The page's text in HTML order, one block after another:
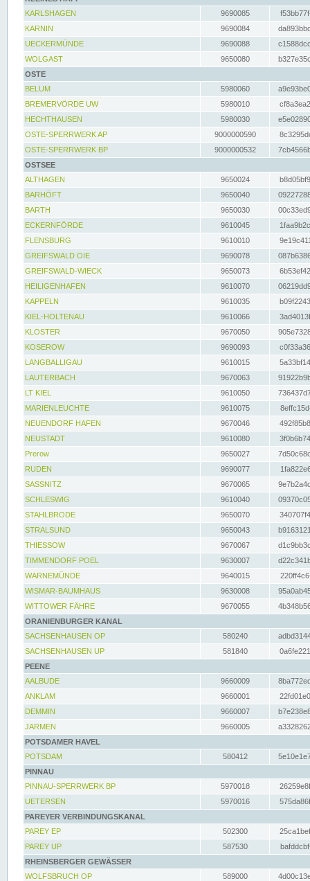
KARLSHAGEN
9690085
KARNIN
9690084
UECKERMÜNDE
9690088
WOLGAST
9650080
OSTE
BELUM
5980060
BREMERVÖRDE UW
5980010
HECHTHAUSEN
5980030
OSTE-SPERRWERK AP
9000000590
OSTE-SPERRWERK BP
9000000532
OSTSEE
ALTHAGEN
9650024
BARHÖFT
9650040
BARTH
9650030
ECKERNFÖRDE
9610045
FLENSBURG
9610010
GREIFSWALD OIE
9690078
GREIFSWALD-WIECK
9650073
HEILIGENHAFEN
9610070
KAPPELN
9610035
KIEL-HOLTENAU
9610066
KLOSTER
9670050
KOSEROW
9690093
LANGBALLIGAU
9610015
LAUTERBACH
9670063
LT KIEL
9610050
MARIENLEUCHTE
9610075
NEUENDORF HAFEN
9670046
NEUSTADT
9610080
Prerow
9650027
RUDEN
9690077
SASSNITZ
9670065
SCHLESWIG
9610040
STAHLBRODE
9650070
STRALSUND
9650043
THIESSOW
9670067
TIMMENDORF POEL
9630007
WARNEMÜNDE
9640015
WISMAR-BAUMHAUS
9630008
WITTOWER FÄHRE
9670055
ORANIENBURGER KANAL
SACHSENHAUSEN OP
580240
SACHSENHAUSEN UP
581840
PEENE
AALBUDE
9660009
ANKLAM
9660001
DEMMIN
9660007
JARMEN
9660005
POTSDAMER HAVEL
POTSDAM
580412
PINNAU
PINNAU-SPERRWERK BP
5970018
UETERSEN
5970016
PAREYER VERBINDUNGSKANAL
PAREY EP
502300
PAREY UP
587530
RHEINSBERGER GEWÄSSER
WOLFSBRUCH OP
589000